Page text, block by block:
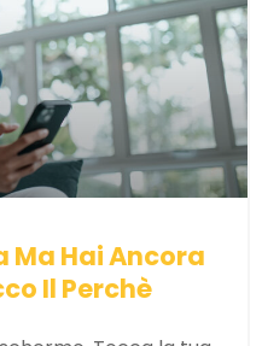
Ma Hai Ancora
Il Perchè